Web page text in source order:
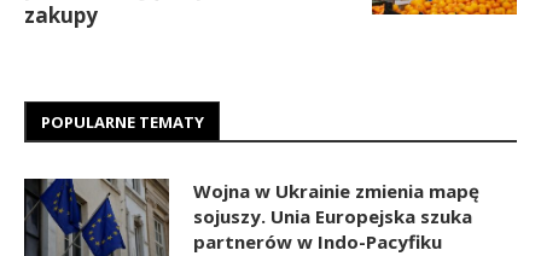
zakupy
POPULARNE TEMATY
Wojna w Ukrainie zmienia mapę
sojuszy. Unia Europejska szuka
partnerów w Indo-Pacyfiku